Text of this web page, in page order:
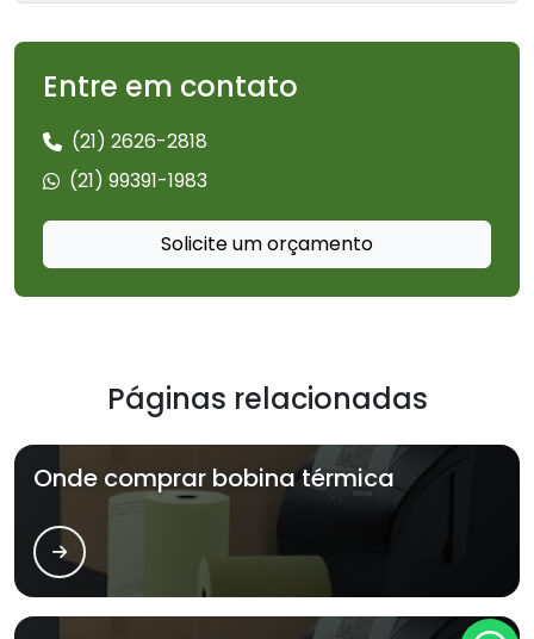
Entre em contato
(21) 2626-2818
(21) 99391-1983
Solicite um orçamento
Páginas relacionadas
Onde comprar bobina térmica